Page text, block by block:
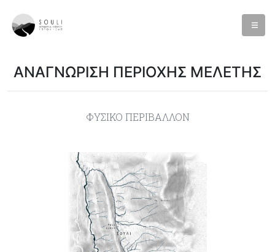
ΑΝΑΓΝΩΡΙΣΗ ΠΕΡΙΟΧΗΣ ΜΕΛΕΤΗΣ
ΦΥΣΙΚΟ ΠΕΡΙΒΑΛΛΟΝ